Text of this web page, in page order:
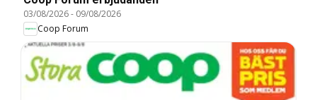
03/08/2026- 09/08/2026
Coop Forum